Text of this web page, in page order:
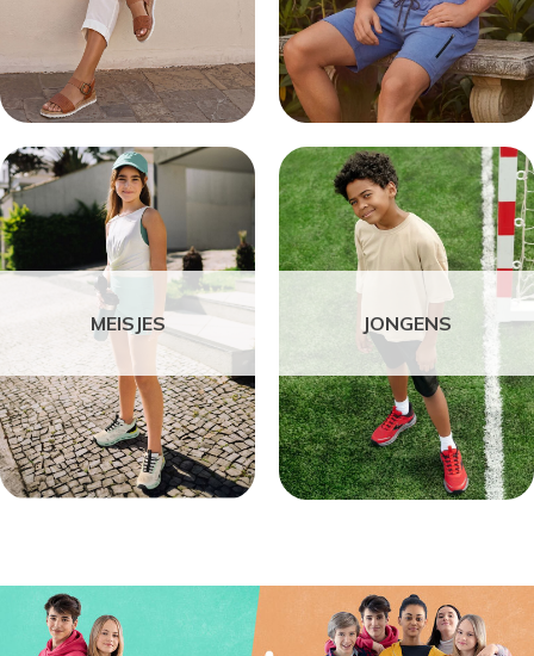
MEISJES JONGENS